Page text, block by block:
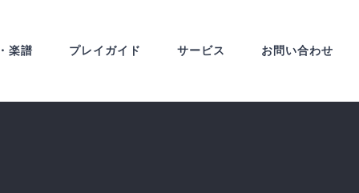
楽譜 プレイガイド サービス お問い合わせ